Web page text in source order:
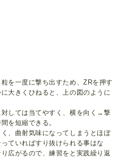
を一度に撃ち出すため、ZRを押す
大きくひねると、上の図のように
しては当てやすく、横を向く→撃
を短縮できる。
、曲射気味になってしまうとほぼ
ていればすり抜けられる事はな
広がるので、練習をと実践繰り返